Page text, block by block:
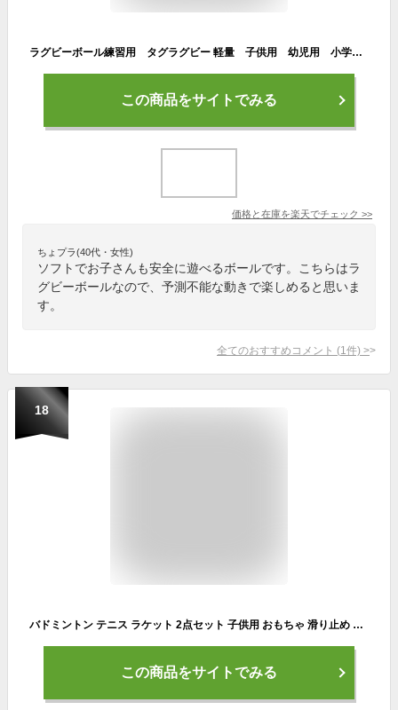
ラグビーボール練習用 タグラグビー 軽量 子供用 幼児用 小学校用 柔らかい ソフト ジュニア お遊び用 レクリエーション 黄色 イエロー アカバネ(AKABANE) F-2710沖縄・離島送料別途
この商品をサイトでみる
価格と在庫を楽天でチェック >>
ちょプラ(40代・女性)
ソフトでお子さんも安全に遊べるボールです。こちらはラ
グビーボールなので、予測不能な動きで楽しめると思いま
す。
全てのおすすめコメント (1 件) >
18
バドミントン テニス ラケット 2点セット 子供用 おもちゃ 滑り止め 3歳-10歳に適用 軽量 スポーツ用品 携帯便利 室内屋外 レジャー アウトドア
この商品をサイトでみる